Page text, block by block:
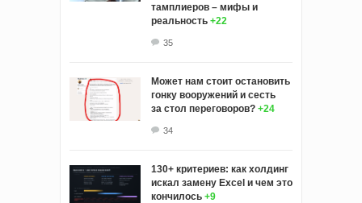
тамплиеров – мифы и
реальность +22
35
Может нам стоит остановить
гонку вооружений и сесть
за стол переговоров? +24
34
130+ критериев: как холдинг
искал замену Excel и чем это
кончилось +9